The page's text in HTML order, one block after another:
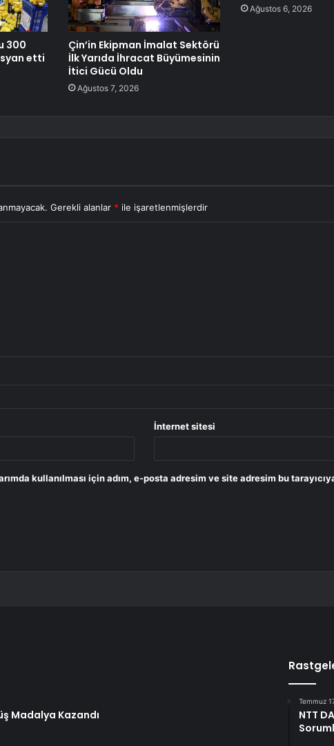
300
etti
Çin’in Ekipman İmalat Sektörü
İlk Yarıda İhracat Büyümesinin
İtici Gücü Oldu
Ağustos 7, 2026
Ağustos 6, 2026
Gerekli alanlar * ile işaretlenmişlerdir
İnternet sitesi
kullanılması için adım, e-posta adresim ve site adresim bu
Madalya Kazandı
Temmuz
NTT